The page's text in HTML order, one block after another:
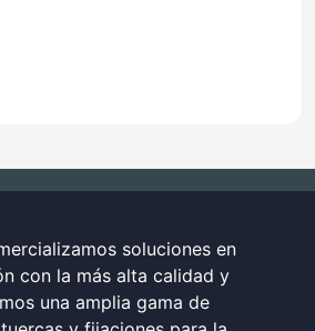
soluciones en
con la más alta calidad y
una amplia gama de